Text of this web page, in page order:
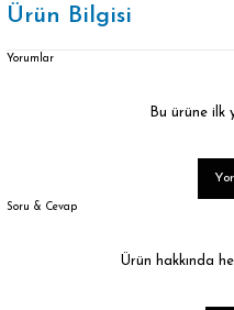
Ürün Bilgisi
Yorumlar
Bu ürüne ilk
Soru & Cevap
Ürün hakkında